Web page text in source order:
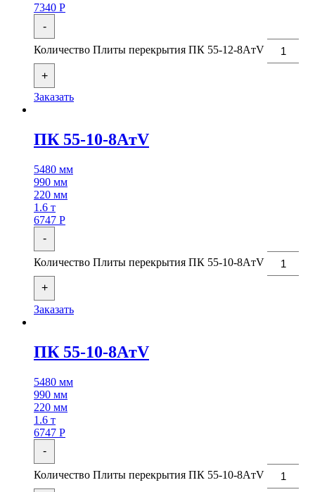
7340 Р
-
Количество Плиты перекрытия ПК 55-12-8AтV
+
Заказать
ПК 55-10-8AтV
5480 мм
990 мм
220 мм
1.6 т
6747 Р
-
Количество Плиты перекрытия ПК 55-10-8AтV
+
Заказать
ПК 55-10-8AтV
5480 мм
990 мм
220 мм
1.6 т
6747 Р
-
Количество Плиты перекрытия ПК 55-10-8AтV